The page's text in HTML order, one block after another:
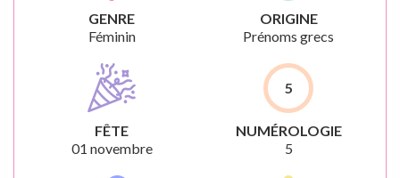
GENRE
Féminin
ORIGINE
Prénoms grecs
FÊTE
01 novembre
5
NUMÉROLOGIE
5